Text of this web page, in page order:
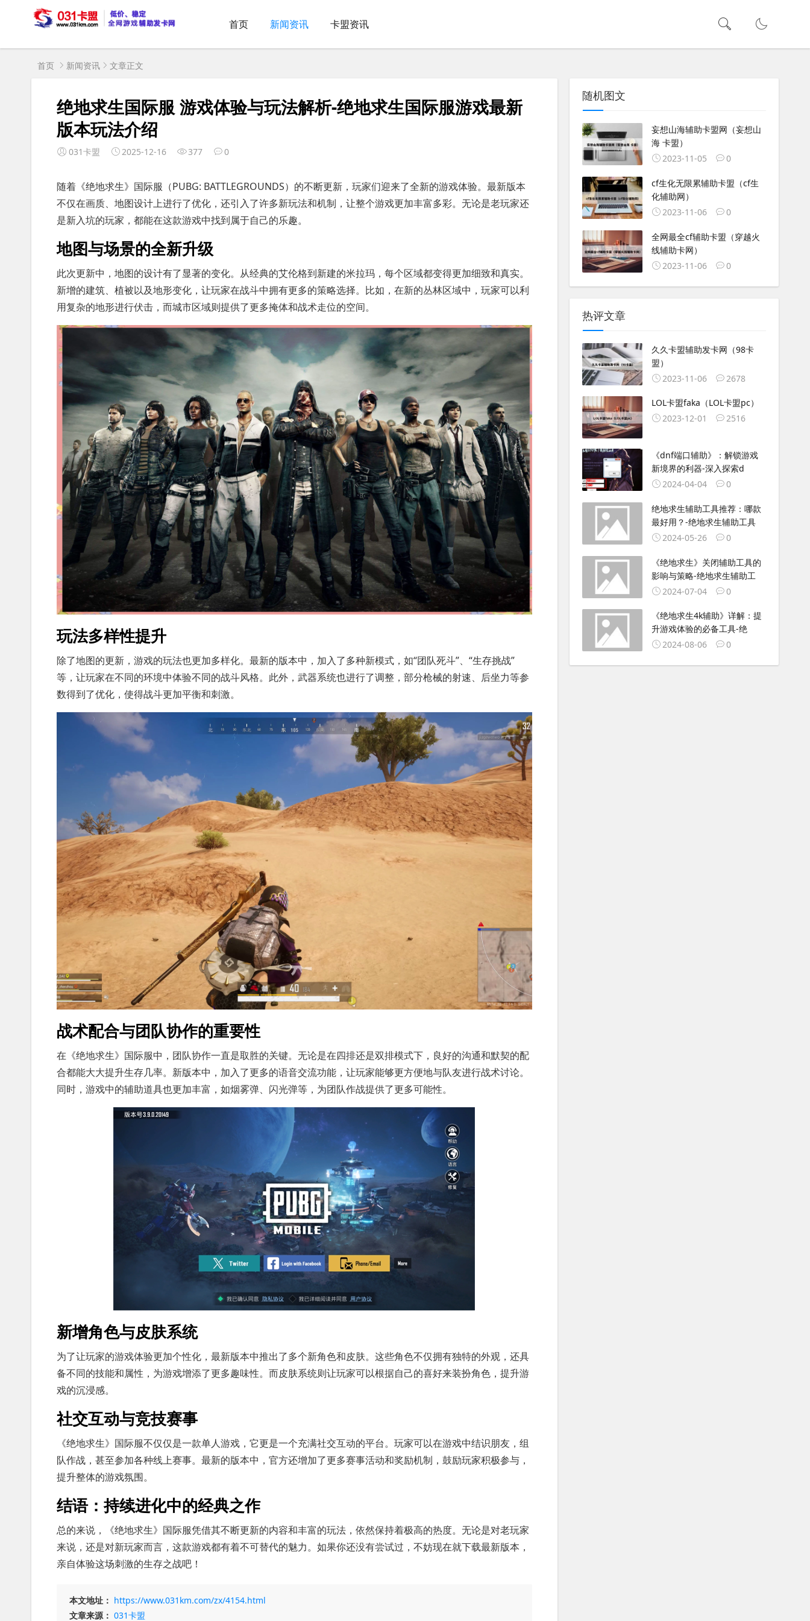
首页 新闻资讯 卡盟资讯
首页 新闻资讯 文章正文
绝地求生国际服 游戏体验与玩法解析-绝地求生国际服游戏最新
版本玩法介绍
031卡盟 2025-12-16 377 0
随着《绝地求生》国际服（PUBG: BATTLEGROUNDS）的不断更新，玩家们迎来了全新的游戏体验。最新版本
不仅在画质、地图设计上进行了优化，还引入了许多新玩法和机制，让整个游戏更加丰富多彩。无论是老玩家还
是新入坑的玩家，都能在这款游戏中找到属于自己的乐趣。
地图与场景的全新升级
此次更新中，地图的设计有了显著的变化。从经典的艾伦格到新建的米拉玛，每个区域都变得更加细致和真实。
新增的建筑、植被以及地形变化，让玩家在战斗中拥有更多的策略选择。比如，在新的丛林区域中，玩家可以利
用复杂的地形进行伏击，而城市区域则提供了更多掩体和战术走位的空间。
玩法多样性提升
除了地图的更新，游戏的玩法也更加多样化。最新的版本中，加入了多种新模式，如“团队死斗”、“生存挑战”
等，让玩家在不同的环境中体验不同的战斗风格。此外，武器系统也进行了调整，部分枪械的射速、后坐力等参
数得到了优化，使得战斗更加平衡和刺激。
战术配合与团队协作的重要性
在《绝地求生》国际服中，团队协作一直是取胜的关键。无论是在四排还是双排模式下，良好的沟通和默契的配
合都能大大提升生存几率。新版本中，加入了更多的语音交流功能，让玩家能够更方便地与队友进行战术讨论。
同时，游戏中的辅助道具也更加丰富，如烟雾弹、闪光弹等，为团队作战提供了更多可能性。
新增角色与皮肤系统
为了让玩家的游戏体验更加个性化，最新版本中推出了多个新角色和皮肤。这些角色不仅拥有独特的外观，还具
备不同的技能和属性，为游戏增添了更多趣味性。而皮肤系统则让玩家可以根据自己的喜好来装扮角色，提升游
戏的沉浸感。
社交互动与竞技赛事
《绝地求生》国际服不仅仅是一款单人游戏，它更是一个充满社交互动的平台。玩家可以在游戏中结识朋友，组
队作战，甚至参加各种线上赛事。最新的版本中，官方还增加了更多赛事活动和奖励机制，鼓励玩家积极参与，
提升整体的游戏氛围。
结语：持续进化中的经典之作
总的来说，《绝地求生》国际服凭借其不断更新的内容和丰富的玩法，依然保持着极高的热度。无论是对老玩家
来说，还是对新玩家而言，这款游戏都有着不可替代的魅力。如果你还没有尝试过，不妨现在就下载最新版本，
亲自体验这场刺激的生存之战吧！
本文地址： https://www.031km.com/zx/4154.html
文章来源： 031卡盟
随机图文
妄想山海辅助卡盟网（妄想山
海 卡盟）
2023-11-05
0
cf生化无限累辅助卡盟（cf生
化辅助网）
2023-11-06
0
全网最全cf辅助卡盟（穿越火
线辅助卡网）
2023-11-06
0
热评文章
久久卡盟辅助发卡网（98卡
盟）
2023-11-06
2678
LOL卡盟faka（LOL卡盟pc）
2023-12-01
2516
《dnf端口辅助》：解锁游戏
新境界的利器-深入探索d
2024-04-04
0
绝地求生辅助工具推荐：哪款
最好用？-绝地求生辅助工具
2024-05-26
0
《绝地求生》关闭辅助工具的
影响与策略-绝地求生辅助工
2024-07-04
0
《绝地求生4k辅助》详解：提
升游戏体验的必备工具-绝
2024-08-06
0